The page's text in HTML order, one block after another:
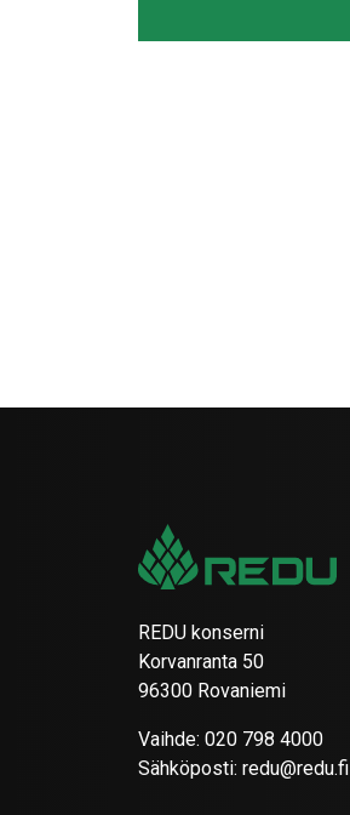
REDU konserni
Korvanranta 50
96300 Rovaniemi
Vaihde: 020 798 4000
Sähköposti: redu@redu.fi